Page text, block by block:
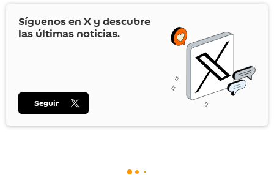
Síguenos en X y descubre
las últimas noticias.
Seguir